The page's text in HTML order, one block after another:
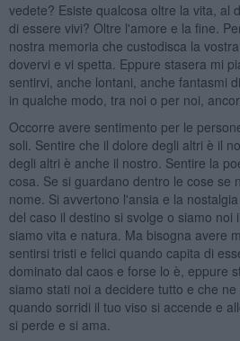
vedete? Esiste qualcosa oltre la vita, al
di essere vivi? Oltre l'amore e la fine.
nostra memoria che custodisca la
dovervi e vi spetta. Eppure stasera mi
sentirvi, anche lontani, anche fantasmi
in qualche modo, tra noi o per noi,
Occorre avere sentimento per le
soli. Sentire che il dolore degli altri è il
degli altri è anche il nostro. Sentire la
cosa. Se si guardano dentro le cose se
nome. Si avvertono l'ansia e la
del caso il destino si svolge o siamo noi
siamo vita e natura. Ma bisogna avere
sentirsi tristi e felici quando capita di
dominato dal caos e forse lo è, eppure
siamo stati noi a decidere tutto e che
quando sorridi il tuo viso si accende e
si perde e si ama.